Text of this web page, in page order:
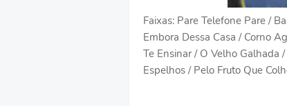
Faixas: Pare Telefone Pare /
Embora Dessa Casa / Corno
Te Ensinar / O Velho Galhada
Espelhos / Pelo Fruto Que